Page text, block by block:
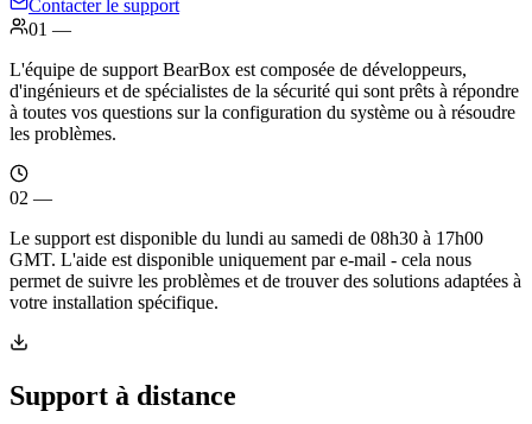
Contacter le support
01 —
L'équipe de support BearBox est composée de développeurs,
d'ingénieurs et de spécialistes de la sécurité qui sont prêts à répondre
à toutes vos questions sur la configuration du système ou à résoudre
les problèmes.
02 —
Le support est disponible du lundi au samedi de 08h30 à 17h00
GMT. L'aide est disponible uniquement par e-mail - cela nous
permet de suivre les problèmes et de trouver des solutions adaptées à
votre installation spécifique.
Support à distance